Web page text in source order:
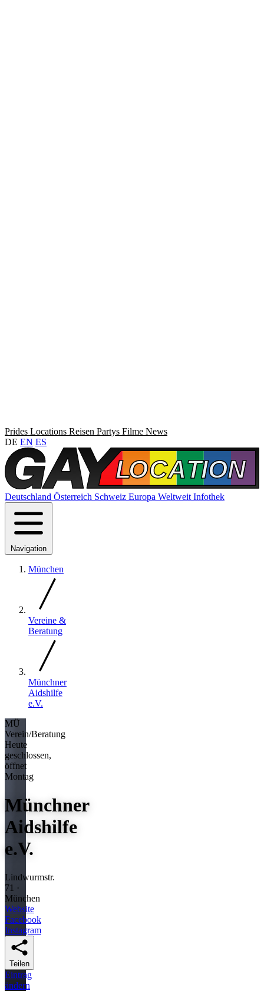
Prides Locations Reisen Partys Filme News
DE EN ES
Deutschland Österreich Schweiz Europa Weltweit Infothek
Navigation
München
Vereine &
Beratung
Münchner
Aidshilfe
e.V.
MÜ
Verein/Beratung
Heute
geschlossen,
öffnet
Montag
Münchner
Aidshilfe
e.V.
Lindwurmstr.
71 ·
München
Website
Facebook
Instagram
Teilen
Eintrag
ändern